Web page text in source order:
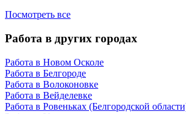
Посмотреть все
Работа в других городах
Работа в Новом Осколе
Работа в Белгороде
Работа в Волоконовке
Работа в Вейделевке
Работа в Ровеньках (Белгородской